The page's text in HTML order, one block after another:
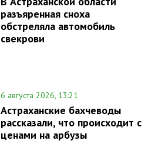
разъяренная сноха
обстреляла автомобиль
свекрови
6 августа 2026, 13:21
Астраханские бахчеводы
рассказали, что происходит с
ценами на арбузы